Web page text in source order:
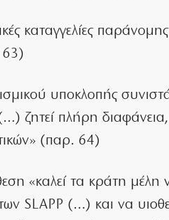
καταγγελίες
63)
υποκλοπής
ζητεί πλήρη
(παρ. 64)
«καλεί τα κράτη
SLAPP (…) και να